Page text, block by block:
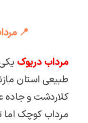
📍
مرداب دریوک
طبیعی استان
کلاردشت و جاده
مرداب کوچک